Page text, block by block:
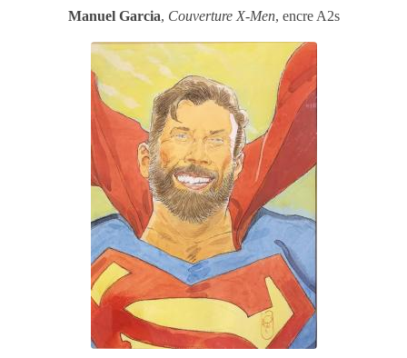
Manuel Garcia, Couverture X-Men, encre A2s